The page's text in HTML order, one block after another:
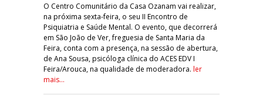
O Centro Comunitário da Casa Ozanam vai realizar,
na próxima sexta-feira, o seu II Encontro de
Psiquiatria e Saúde Mental. O evento, que decorrerá
em São João de Ver, freguesia de Santa Maria da
Feira, conta com a presença, na sessão de abertura,
de Ana Sousa, psicóloga clínica do ACES EDV I
Feira/Arouca, na qualidade de moderadora. ler
mais...